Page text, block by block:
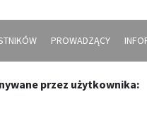
PROWADZĄCY
przez użytkownika: